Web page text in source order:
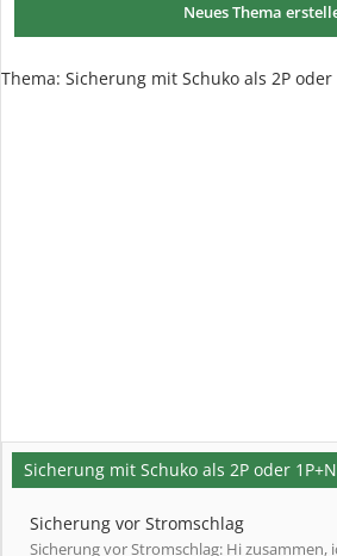
Neues Thema
Thema: Sicherung mit Schuko als 2P oder
Sicherung mit Schuko als 2P oder
Sicherung vor Stromschlag
Sicherung vor Stromschlag: Hi zusammen,